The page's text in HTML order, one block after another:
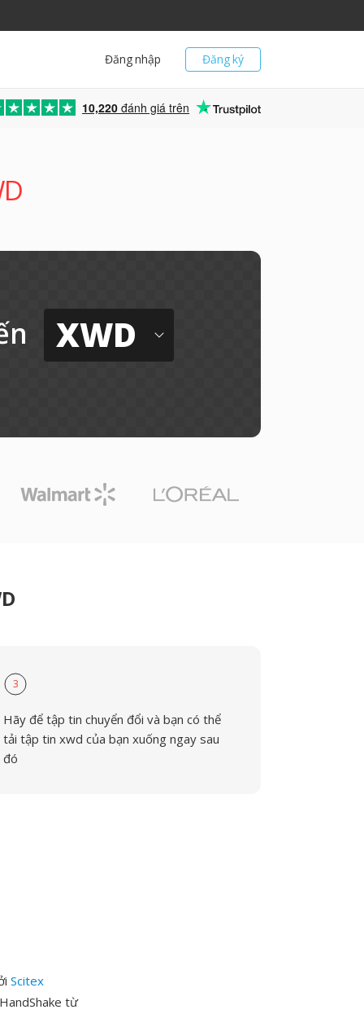
Đăng ký
Đăng nhập
10,220 đánh giá trên
XWD
3
Hãy để tập tin chuyển đổi và bạn có thể
tải tập tin xwd của bạn xuống ngay sau
đó
Scitex
từ